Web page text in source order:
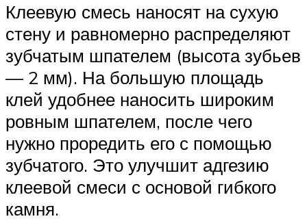
Клеевую смесь наносят на сухую
стену и равномерно распределяют
зубчатым шпателем (высота зубьев
— 2 мм). На большую площадь
клей удобнее наносить широким
ровным шпателем, после чего
нужно проредить его с помощью
зубчатого. Это улучшит адгезию
клеевой смеси с основой гибкого
камня.